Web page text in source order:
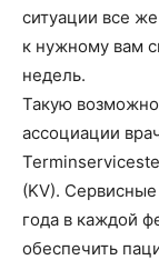
ситуации все
к нужному вам
недель.
Такую
ассоциации
(KV).
года в каждой
обеспечить